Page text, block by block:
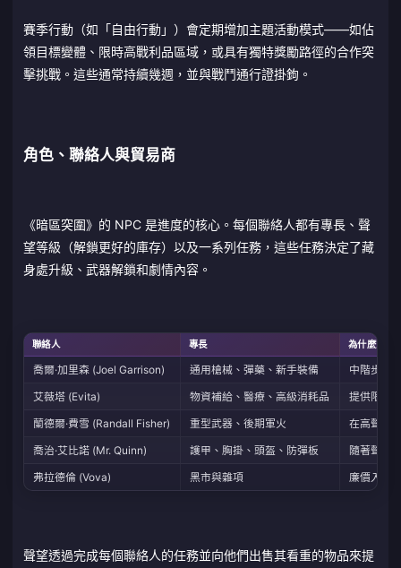
賽季行動（如「自由行動」）會定期增加主題活動模式——如佔
領目標變體、限時高戰利品區域，或具有獨特獎勵路徑的合作突
擊挑戰。這些通常持續幾週，並與戰鬥通行證掛鉤。
角色、聯絡人與貿易商
《暗區突圍》的 NPC 是進度的核心。每個聯絡人都有專長、聲
望等級（解鎖更好的庫存）以及一系列任務，這些任務決定了藏
身處升級、武器解鎖和劇情內容。
聯絡人 專長 為什麼重要
喬爾·加里森 (Joel Garrison) 通用槍械、彈藥、新手裝備
中階步槍
艾薇塔 (Evita)
物資補給、醫療、高級消耗品
提供限時
蘭德爾·費雪 (Randall Fisher)
重型武器、後期軍火
在高聲望
喬治·艾比諾 (Mr. Quinn)
護甲、胸掛、頭盔、防彈板
隨著聲望
弗拉德倫 (Vova)
黑市與雜項 廉價入門
聲望透過完成每個聯絡人的任務並向他們出售其看重的物品來提